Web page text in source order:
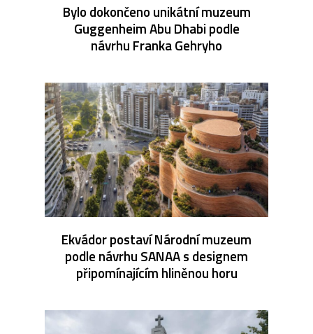
Bylo dokončeno unikátní muzeum
Guggenheim Abu Dhabi podle
návrhu Franka Gehryho
Ekvádor postaví Národní muzeum
podle návrhu SANAA s designem
připomínajícím hliněnou horu